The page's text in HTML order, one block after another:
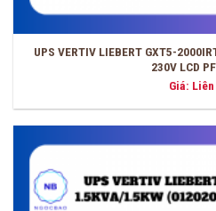
UPS VERTIV LIEBERT GXT5-
230V LCD
Giá: